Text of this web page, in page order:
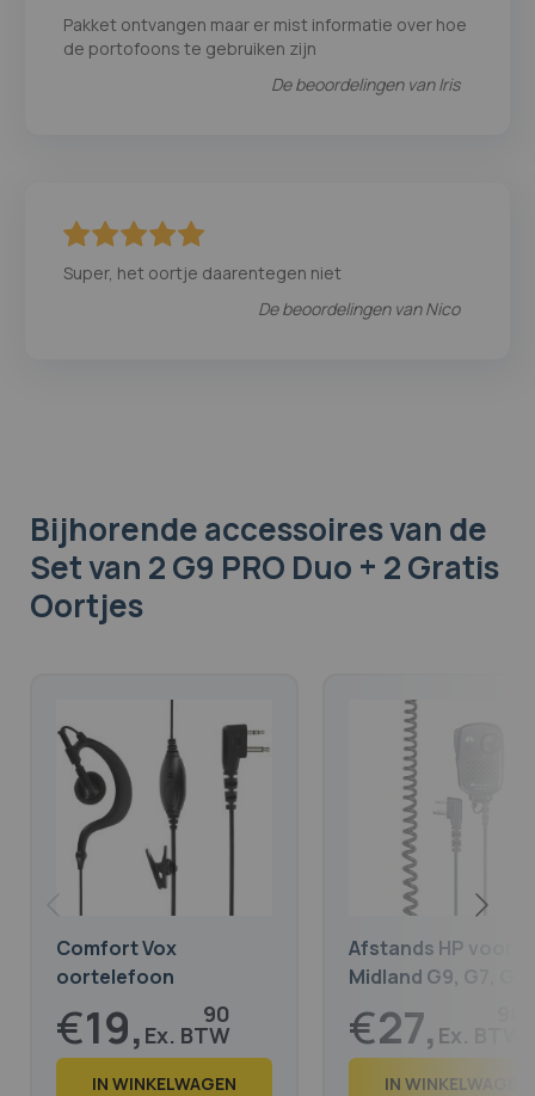
Pakket ontvangen maar er mist informatie over hoe
de portofoons te gebruiken zijn
De beoordelingen vanIris
Super, het oortje daarentegen niet
De beoordelingen vanNico
Bijhorende accessoiresvan de
Set van 2 G9 PRO Duo + 2 Gratis
Oortjes
Comfort Vox
oortelefoon
compatibel met
Midland G9, G7, G8,
G5, G12
€19, 90
€ 24,
IN WINKELWAGEN
Afstands HP voor
Midland G9, G7, G8,
G5, G12
€27,
€ 33,IN WINKELWAGEN